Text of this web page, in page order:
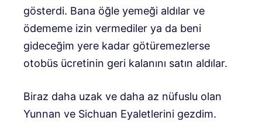
gösterdi. Bana öğle yemeği aldılar ve
ödememe izin vermediler ya da beni
gideceğim yere kadar götüremezlerse
otobüs ücretinin geri kalanını satın aldılar.
Biraz daha uzak ve daha az nüfuslu olan
Yunnan ve Sichuan Eyaletlerini gezdim.